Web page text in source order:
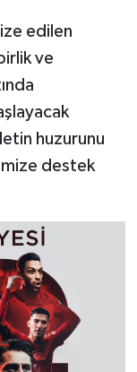
edilen
ve
huzurunu
destek